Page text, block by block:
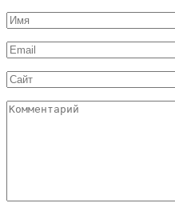
Имя
*
Email
*
Сайт
Комментарий